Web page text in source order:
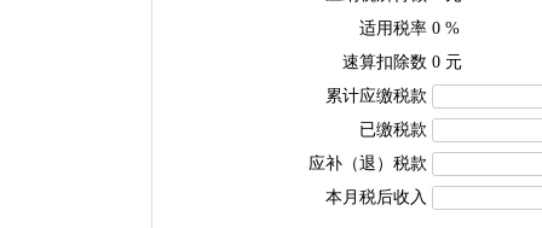
适用税率 0 %
速算扣除数 0 元
累计应缴税款
已缴税款
应补（退）税款
本月税后收入